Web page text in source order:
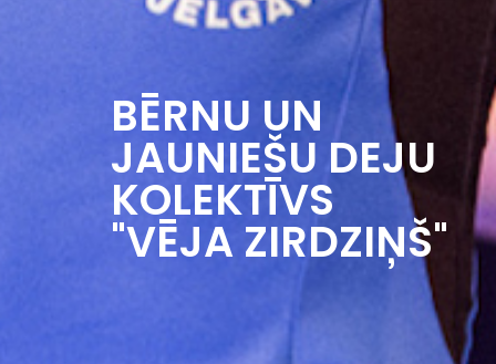
BĒRNU UN
JAUNIEŠU DEJU
KOLEKTĪVS
"VĒJA ZIRDZIŅŠ"